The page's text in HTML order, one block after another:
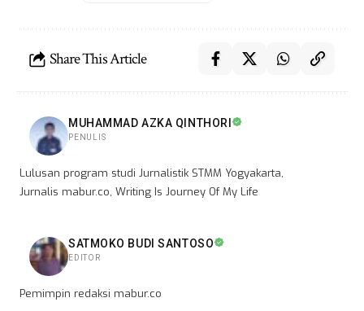
Share This Article
MUHAMMAD AZKA QINTHORI
PENULIS
Lulusan program studi Jurnalistik STMM Yogyakarta,
Jurnalis mabur.co, Writing Is Journey Of My Life
SATMOKO BUDI SANTOSO
EDITOR
Pemimpin redaksi mabur.co